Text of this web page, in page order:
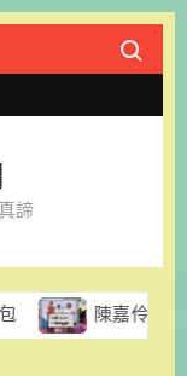
Search
諦
伶律師創立易勝法